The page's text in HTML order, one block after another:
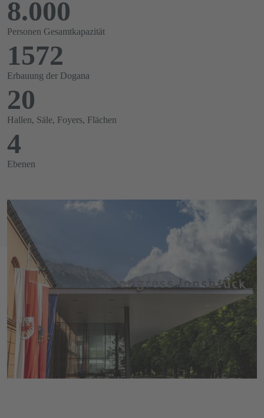
8.000
Personen Gesamtkapazität
1572
Erbauung der Dogana
20
Hallen, Säle, Foyers, Flächen
4
Ebenen